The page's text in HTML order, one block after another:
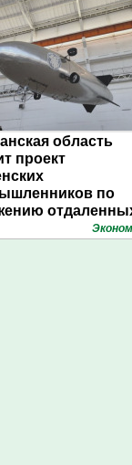
область
проект
по
с помощью